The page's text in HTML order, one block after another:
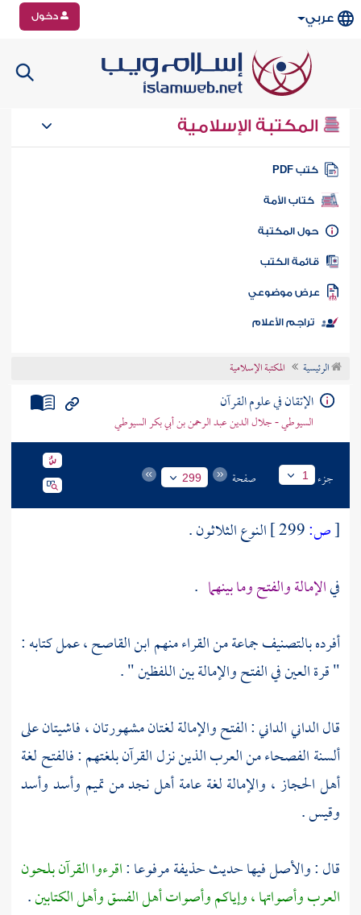
عربي دخول
المكتبة الإسلامية
كتب PDF
كتاب الأمة
المكتبة
الكتب
موضوعي
تراجم الأعلام
الرئيسية المكتبة الإسلامية
الإتقان في علوم القرآن
السيوطي - جلال الدين عبد الرحمن بن أبي بكر السيوطي
جزء 1 صفحة 299
[ص:
النوع الثلاثون .
فيالإمالة والفتح وما بينهما .
أفرده بالتصنيف جماعة من القراء منهمابن القاصح، عمل كتابه :
" قرة العين في الفتح والإمالة بين اللفظين " .
قالالداني الداني: الفتح والإمالة لغتان مشهورتان ، فاشيتان على
ألسنة الفصحاء من العرب الذين نزل القرآن بلغتهم : فالفتح لغة
أهلالحجاز، والإمالة لغة عامةأهلنجدمنتميم وأسد وأسد
وقيس.
قال : والأصل فيها حديثحذيفةمرفوعا :اقرءوا القرآن بلحون
العرب وأصواتها ، وإياكم وأصوات أهل الفسق وأهل الكتابين.